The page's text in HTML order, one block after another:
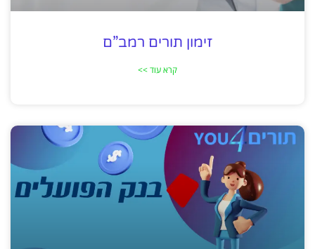
זימון תורים רמב”ם
קרא עוד >>